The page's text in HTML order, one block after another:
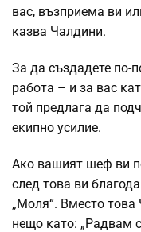
вас, възприема ви
казва Чалдини.
За да създадете по-
работа – и за вас
той предлага да
екипно усилие.
Ако вашият шеф ви
след това ви
„Моля“. Вместо
нещо като: „Радвам